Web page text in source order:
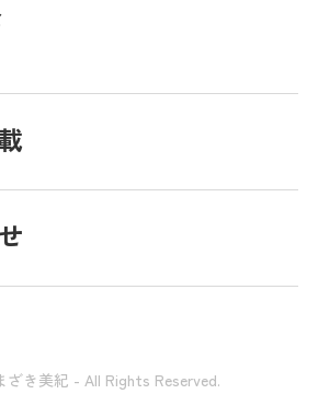
ざき美紀 - All Rights Reserved.